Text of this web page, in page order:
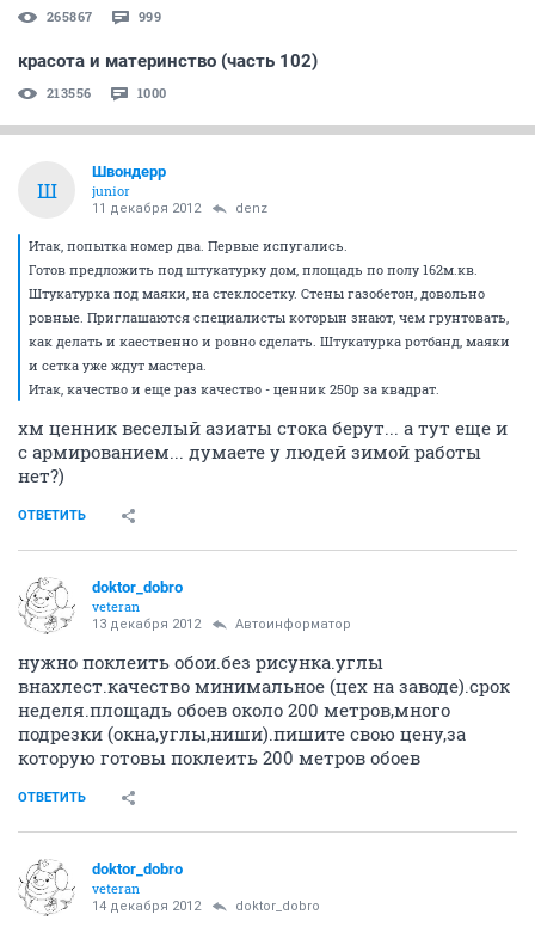
265867 999
красота и материнство (часть 102)
213556 1000
Ш
Швондерр
junior
11 декабря 2012 denz
Итак, попытка номер два. Первые испугались.
Готов предложить под штукатурку дом, площадь по полу 162м.кв.
Штукатурка под маяки, на стеклосетку. Стены газобетон, довольно
ровные. Приглашаются специалисты которын знают, чем грунтовать,
как делать и каественно и ровно сделать. Штукатурка ротбанд, маяки
и сетка уже ждут мастера.
Итак, качество и еще раз качество - ценник 250р за квадрат.
хм ценник веселый азиаты стока берут... а тут еще и
с армированием... думаете у людей зимой работы
нет?)
ОТВЕТИТЬ
doktor_dobro
veteran
13 декабря 2012 Автоинформатор
нужно поклеить обои.без рисунка.углы
внахлест.качество минимальное (цех на заводе).срок
неделя.площадь обоев около 200 метров,много
подрезки (окна,углы,ниши).пишите свою цену,за
которую готовы поклеить 200 метров обоев
ОТВЕТИТЬ
doktor_dobro
veteran
14 декабря 2012 doktor_dobro